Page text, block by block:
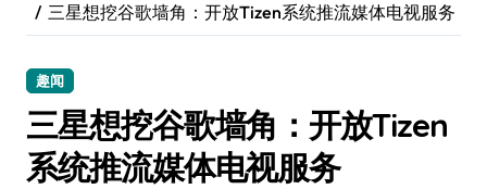
三星想挖谷歌墙角：开放Tizen系统推流媒体电视服务
趣闻
三星想挖谷歌墙角：开放Tizen
系统推流媒体电视服务